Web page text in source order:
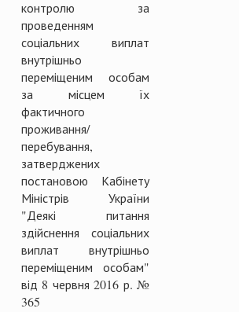
контролю за
проведенням
соціальних виплат
внутрішньо
переміщеним особам
за місцем їх
фактичного
проживання/
перебування,
затверджених
постановою Кабінету
Міністрів України
"Деякі питання
здійснення соціальних
виплат внутрішньо
переміщеним особам"
від 8 червня 2016 р. №
365